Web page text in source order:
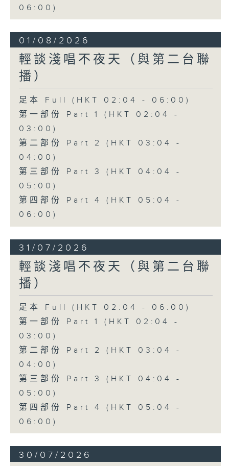
06:00)
01/08/2026
輕談淺唱不夜天（與第二台聯
播）
足本 Full (HKT 02:04 - 06:00)
第一部份 Part 1 (HKT 02:04 -
03:00)
第二部份 Part 2 (HKT 03:04 -
04:00)
第三部份 Part 3 (HKT 04:04 -
05:00)
第四部份 Part 4 (HKT 05:04 -
06:00)
31/07/2026
輕談淺唱不夜天（與第二台聯
播）
足本 Full (HKT 02:04 - 06:00)
第一部份 Part 1 (HKT 02:04 -
03:00)
第二部份 Part 2 (HKT 03:04 -
04:00)
第三部份 Part 3 (HKT 04:04 -
05:00)
第四部份 Part 4 (HKT 05:04 -
06:00)
30/07/2026